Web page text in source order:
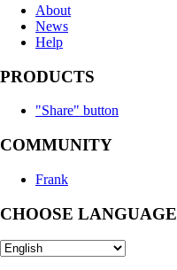
About
News
Help
PRODUCTS
"Share" button
COMMUNITY
Frank
CHOOSE LANGUAGE